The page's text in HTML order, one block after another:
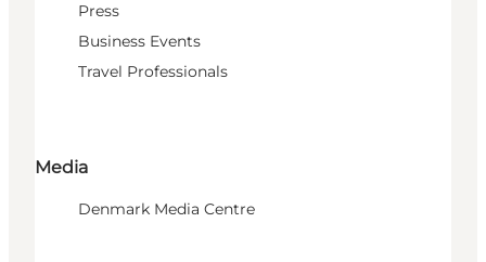
Press
Business Events
Travel Professionals
Media
Denmark Media Centre